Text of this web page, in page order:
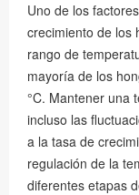
Uno de los
crecimiento de los
rango de
mayoría de los
°C. Mantener una
incluso las
a la tasa de
regulación de la
diferentes etapas